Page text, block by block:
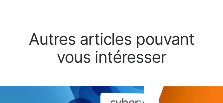
Autres articles pouvant
vous intéresser